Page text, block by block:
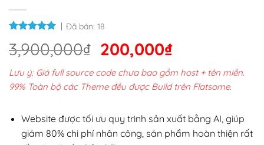
Đã bán: 18
3,900,000₫ Giá
gốc
là:
3,900,000₫.
200,000₫Giá
hiện
tại
200,000₫.
Lưu ý: Giá full source code chưa bao gồm host + tên miền.
99% Toàn bộ các Theme đều được Build trên Flatsome.
Website được tối ưu quy trình sản xuất bằng AI, giúp
giảm 80% chi phí nhân công, sản phẩm hoàn thiện rất